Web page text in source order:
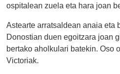
ospitalean zuela eta hara joan
Astearte arratsaldean anaia eta
Donostian duen egoitzara joan
bertako aholkulari batekin. Oso
Victoriak.